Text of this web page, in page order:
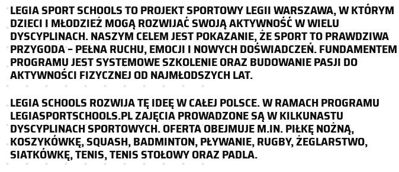
LEGIA SPORT SCHOOLS TO PROJEKT SPORTOWY LEGII WARSZAWA, W KTÓRYM
DZIECI I MŁODZIEŻ MOGĄ ROZWIJAĆ SWOJĄ AKTYWNOŚĆ W WIELU
DYSCYPLINACH. NASZYM CELEM JEST POKAZANIE, ŻE SPORT TO PRAWDZIWA
PRZYGODA – PEŁNA RUCHU, EMOCJI I NOWYCH DOŚWIADCZEŃ. FUNDAMENTEM
PROGRAMU JEST SYSTEMOWE SZKOLENIE ORAZ BUDOWANIE PASJI DO
AKTYWNOŚCI FIZYCZNEJ OD NAJMŁODSZYCH LAT.
LEGIA SCHOOLS ROZWIJA TĘ IDEĘ W CAŁEJ POLSCE. W RAMACH PROGRAMU
LEGIASPORTSCHOOLS.PL ZAJĘCIA PROWADZONE SĄ W KILKUNASTU
DYSCYPLINACH SPORTOWYCH. OFERTA OBEJMUJE M.IN. PIŁKĘ NOŻNĄ,
KOSZYKÓWKĘ, SQUASH, BADMINTON, PŁYWANIE, RUGBY, ŻEGLARSTWO,
SIATKÓWKĘ, TENIS, TENIS STOŁOWY ORAZ PADLA.